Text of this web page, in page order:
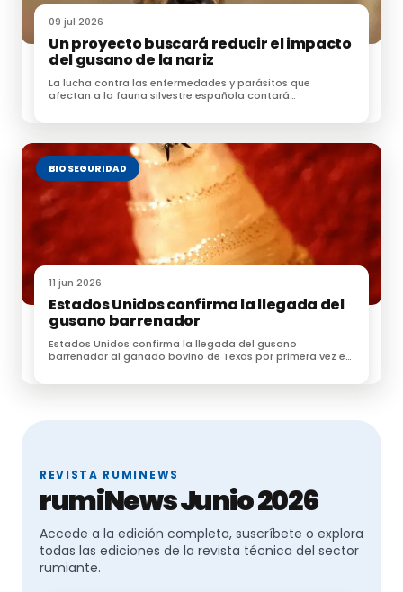
09 jul 2026
Un proyecto buscará reducir el impacto
del gusano de la nariz
La lucha contra las enfermedades y parásitos que
afectan a la fauna silvestre española contará
BIOSEGURIDAD
11 jun 2026
Estados Unidos confirma la llegada del
gusano barrenador
Estados Unidos confirma la llegada del gusano
barrenador al ganado bovino de Texas por primera vez en
REVISTA RUMINEWS
rumiNews Junio 2026
Accede a la edición completa, suscríbete o explora
todas las ediciones de la revista técnica del sector
rumiante.